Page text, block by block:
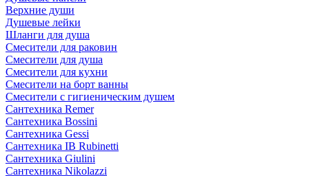
Верхние души
Душевые лейки
Шланги для душа
Смесители для раковин
Смесители для душа
Смесители для кухни
Смесители на борт ванны
Смесители с гигиеническим душем
Сантехника Remer
Сантехника Bossini
Сантехника Gessi
Сантехника IB Rubinetti
Сантехника Giulini
Сантехника Nikolazzi